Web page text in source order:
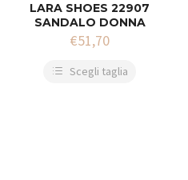
LARA SHOES 22907
SANDALO DONNA
€51,70
Scegli taglia